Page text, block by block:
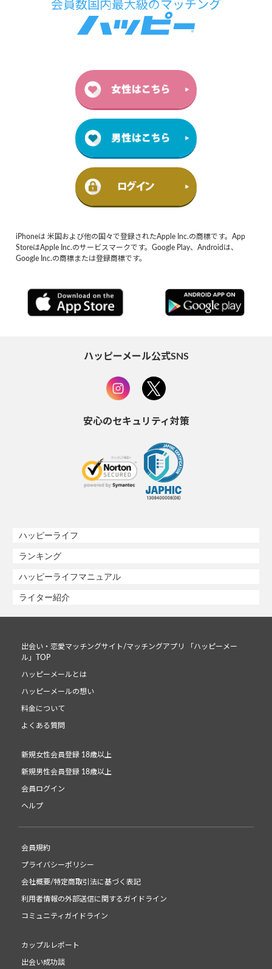
iPhoneは 米国および他の国々で登録されたApple Inc.の商標です。App
StoreはApple Inc.のサービスマークです。Google Play、Androidは、
Google Inc.の商標または登録商標です。
ハッピーメール公式SNS
安心のセキュリティ対策
ハッピーライフ
ランキング
ハッピーライフマニュアル
ライター紹介
出会い・恋愛マッチングサイト/マッチングアプリ 「ハッピーメー
ル」TOP
ハッピーメールとは
ハッピーメールの想い
料金について
よくある質問
新規女性会員登録 18歳以上
新規男性会員登録 18歳以上
会員ログイン
ヘルプ
会員規約
プライバシーポリシー
会社概要/特定商取引法に基づく表記
利用者情報の外部送信に関するガイドライン
コミュニティガイドライン
カップルレポート
出会い成功談